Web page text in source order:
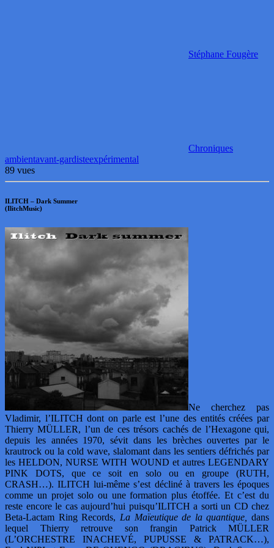
Stéphane Fougère
Chroniques
ambientavant-gardisteexpérimental
89 vues
ILITCH – Dark Summer
(IlitchMusic)
Ne cherchez pas
Vladimir, l’ILITCH dont on parle est l’une des entités créées par
Thierry MÜLLER, l’un de ces trésors cachés de l’Hexagone qui,
depuis les années 1970, sévit dans les brèches ouvertes par le
krautrock ou la cold wave, slalomant dans les sentiers défrichés par
les HELDON, NURSE WITH WOUND et autres LEGENDARY
PINK DOTS, que ce soit en solo ou en groupe (RUTH,
CRASH…). ILITCH lui-même s’est décliné à travers les époques
comme un projet solo ou une formation plus étoffée. Et c’est du
reste encore le cas aujourd’hui puisqu’ILITCH a sorti un CD chez
Beta-Lactam Ring Records, La Maïeutique de la quantique,
dans
lequel Thierry retrouve son frangin Patrick MÜLLER
(L’ORCHESTRE INACHEVÉ, PUPUSSE & PATRACK…),